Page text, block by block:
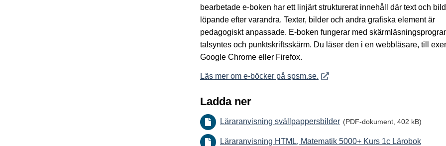
bearbetade e-boken har ett linjärt strukturerat innehåll där text och
löpande efter varandra. Texter, bilder och andra grafiska element är
pedagogiskt anpassade. E-boken fungerar med
talsyntes och punktskriftsskärm. Du läser den i en webbläsare, till
Google Chrome eller Firefox.
Läs mer om e-böcker på spsm.se. Öppnas i nytt fönster
Ladda ner
Läraranvisning svällpappersbilder (PDF-dokument, 402 kB)
Läraranvisning HTML, Matematik 5000+ Kurs 1c Lärobok